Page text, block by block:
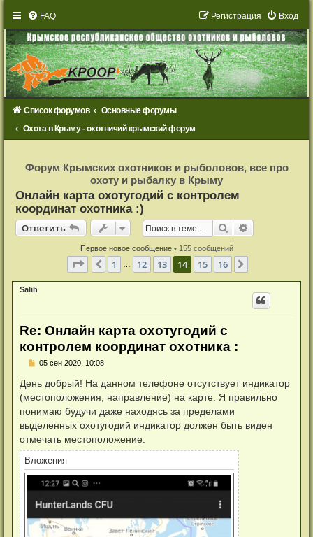
FAQ Вход
Регистрация
Список форумов
Основные форумы
Охота в Крыму - охотничий крымский форум
с
т
р
ц
и
Форум Крымских охотников и рыболовов, все про
охоту и рыбалку в Крыму
Онлайн карта охотугодий с контролем
координат охотника :)
Ответить
Ответить Поиск
Первое новое сообщение• 155 сообщений
Страница 14из 16
Пред.
1 12 13 14 15 16
Salih
Re: Онлайн карта охотугодий с
контролем координат охотника :
Н
п
р
о
и
т
н
н
о
е
о
б
щ
е
05 сен 2020, 10:08
День добрый! На данном телефоне отсутствует индикатор
(местоположения, направление) на карте. Я правильно
понимаю будучи даже находясь за пределами
выделенных охотугодий индикатор должен быть виден
отмечать местоположение.
Вложения